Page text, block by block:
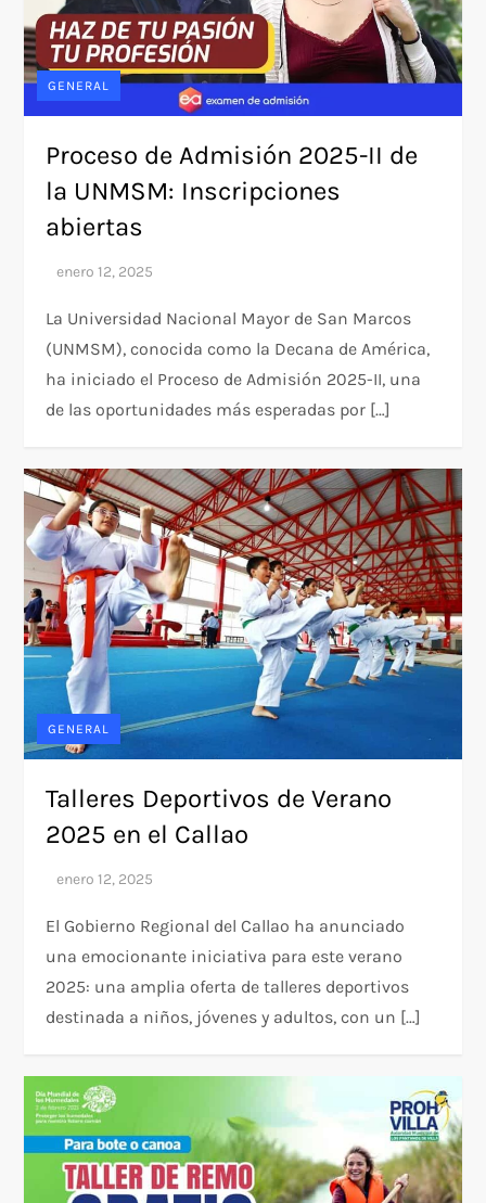
GENERAL
Proceso de Admisión 2025-II de
la UNMSM: Inscripciones
abiertas
La Universidad Nacional Mayor de San Marcos
(UNMSM), conocida como la Decana de América,
ha iniciado el Proceso de Admisión 2025-II, una
de las oportunidades más esperadas por […]
GENERAL
Talleres Deportivos de Verano
2025 en el Callao
El Gobierno Regional del Callao ha anunciado
una emocionante iniciativa para este verano
2025: una amplia oferta de talleres deportivos
destinada a niños, jóvenes y adultos, con un […]